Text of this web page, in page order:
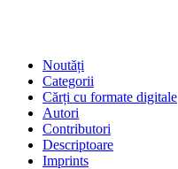
Noutăți
Categorii
Cărți cu formate digitale
Autori
Contributori
Descriptoare
Imprints